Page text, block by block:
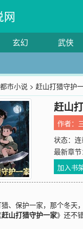
网
玄幻 武侠
都市小说 > 赶山打猎守护
赶山
作者：
状态：
最新章
加入书
、保护一家，那个冬
赶山打猎守护一家》还不